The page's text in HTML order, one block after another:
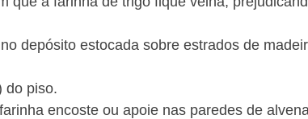
depósito estocada sobre estrados de
do piso.
encoste ou apoie nas paredes de